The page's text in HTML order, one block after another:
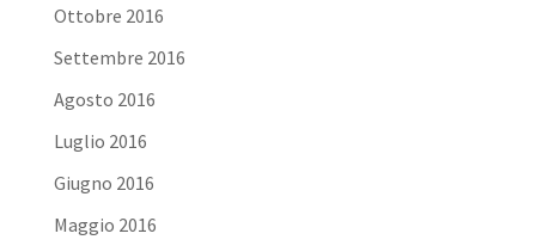
Ottobre 2016
Settembre 2016
Agosto 2016
Luglio 2016
Giugno 2016
Maggio 2016